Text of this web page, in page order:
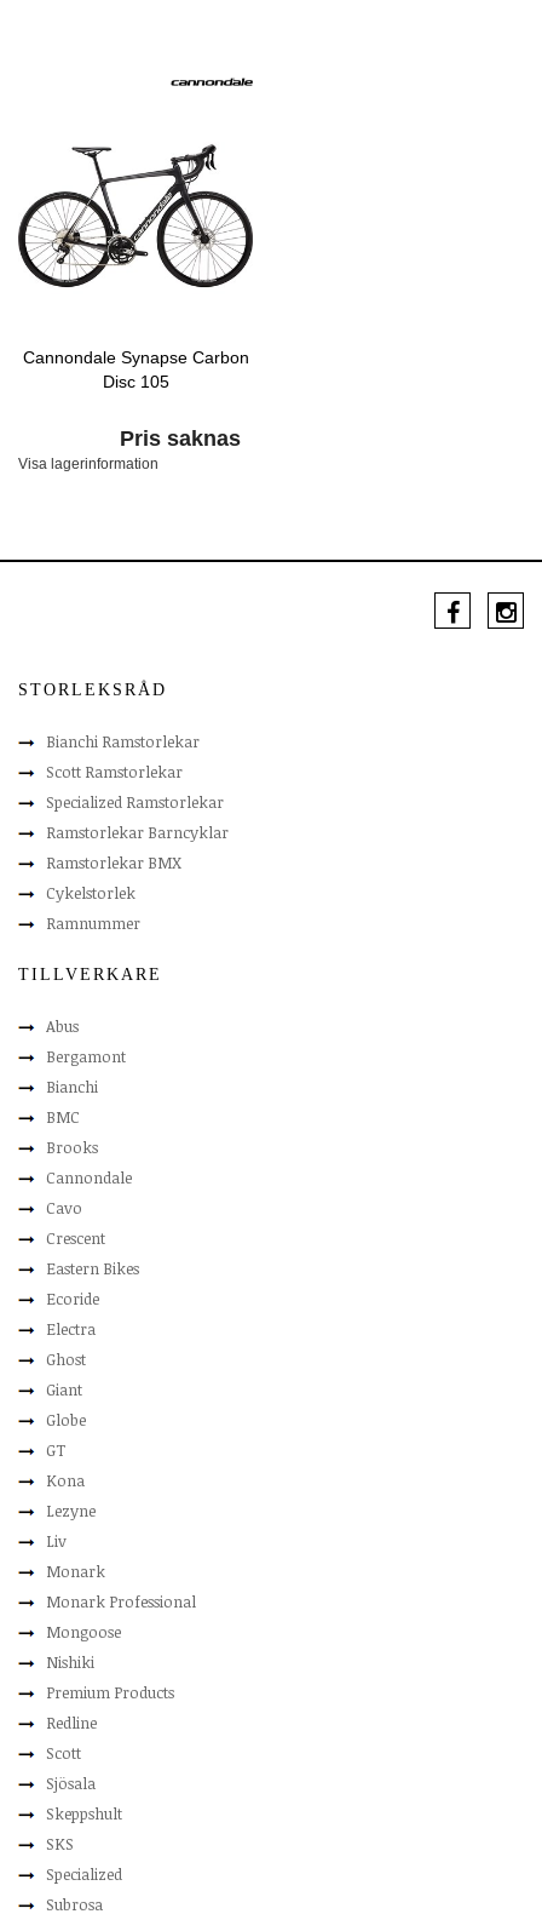
Cannondale Synapse Carbon
Disc 105
Pris saknas
Visa lagerinformation
STORLEKSRÅD
Bianchi Ramstorlekar
Scott Ramstorlekar
Specialized Ramstorlekar
Ramstorlekar Barncyklar
Ramstorlekar BMX
Cykelstorlek
Ramnummer
TILLVERKARE
Abus
Bergamont
Bianchi
BMC
Brooks
Cannondale
Cavo
Crescent
Eastern Bikes
Ecoride
Electra
Ghost
Giant
Globe
GT
Kona
Lezyne
Liv
Monark
Monark Professional
Mongoose
Nishiki
Premium Products
Redline
Scott
Sjösala
Skeppshult
SKS
Specialized
Subrosa